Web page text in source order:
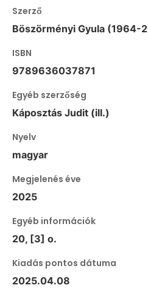
Szerző
Böszörményi Gyula (1964-
ISBN
9789636037871
Egyéb szerzőség
Káposztás Judit (ill.)
Nyelv
magyar
Megjelenés éve
2025
Egyéb információk
20, [3] o.
Kiadás pontos dátuma
2025.04.08